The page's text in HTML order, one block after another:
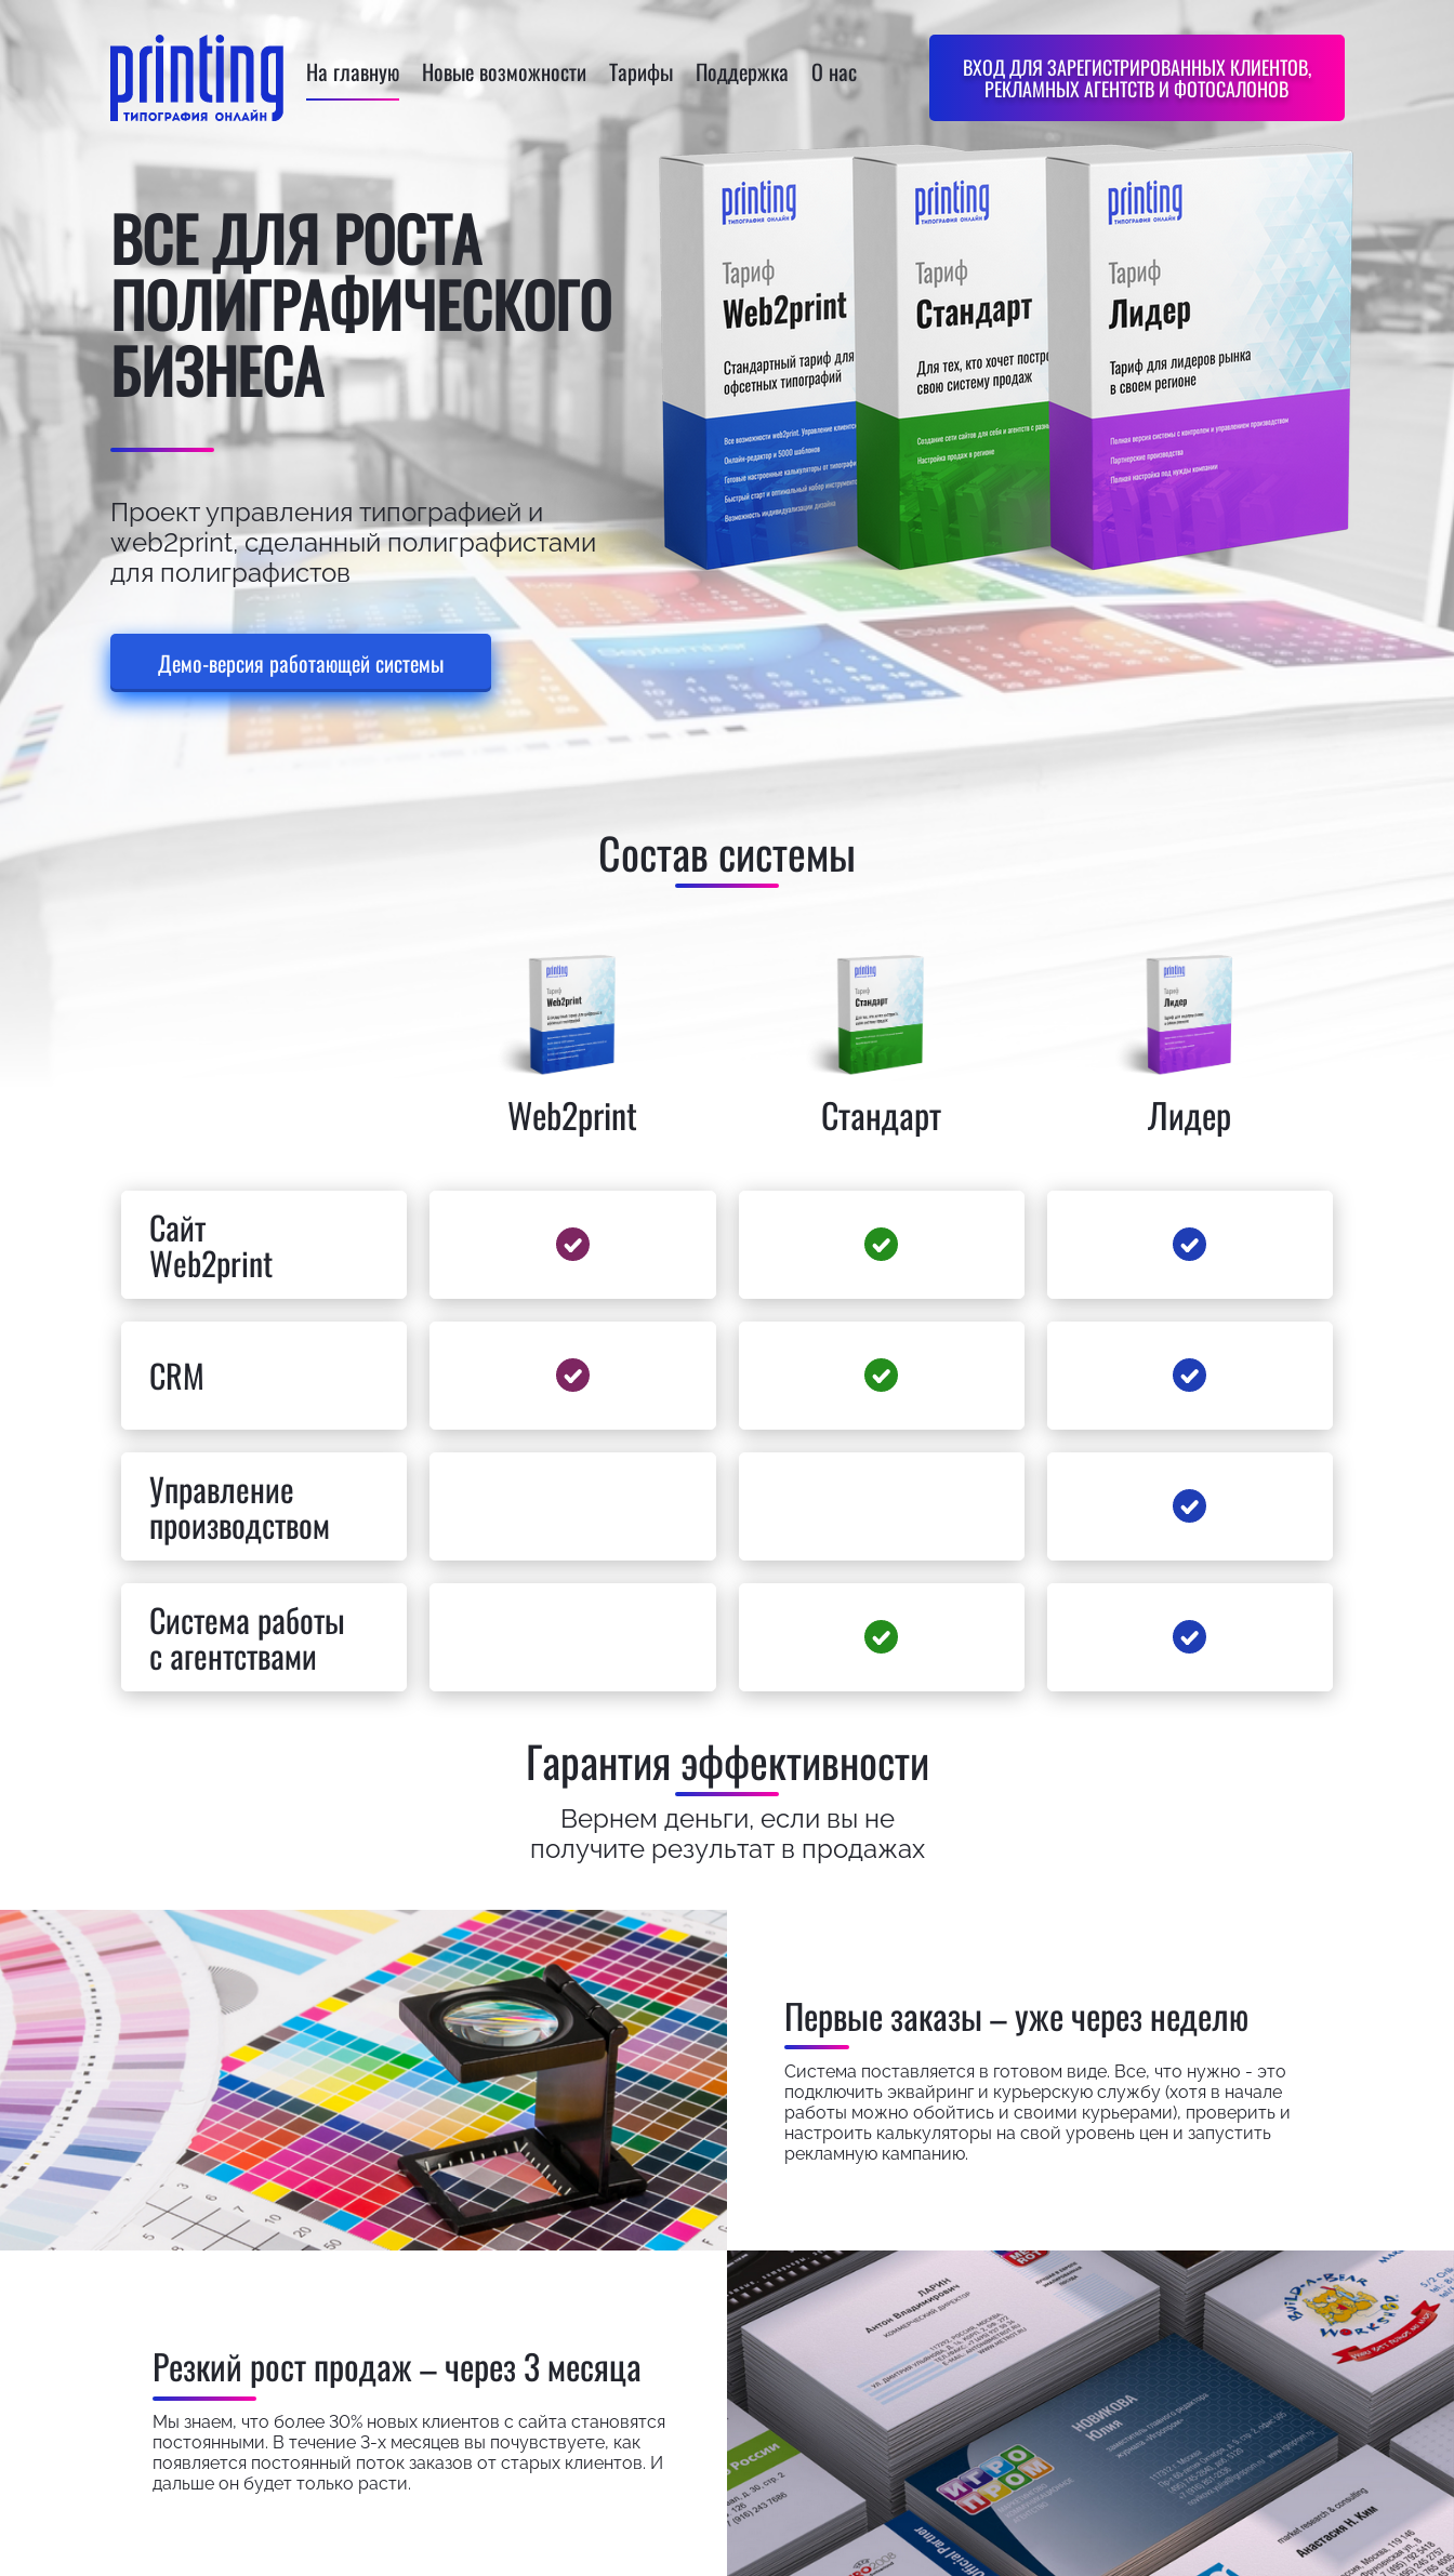
На главную Новые возможности Тарифы Поддержка О нас ВХОД ДЛЯ ЗАРЕГИСТРИРОВАННЫХ КЛИЕНТОВ,
РЕКЛАМНЫХ АГЕНТСТВ И ФОТОСАЛОНОВ
ВСЕ ДЛЯ РОСТА
ПОЛИГРАФИЧЕСКОГО
БИЗНЕСА
Проект управления типографией и
web2print, сделанный полиграфистами
для полиграфистов
Демо-версия работающей системы
Состав системы
Web2print Стандарт Лидер
Сайт
Web2print
CRM
Управление
производством
Система работы
с агентствами
Гарантия эффективности
Вернем деньги, если вы не
получите результат в продажах
Первые заказы – уже через неделю
Система поставляется в готовом виде. Все, что нужно - это
подключить эквайринг и курьерскую службу (хотя в начале
работы можно обойтись и своими курьерами), проверить и
настроить калькуляторы на свой уровень цен и запустить
рекламную кампанию.
Резкий рост продаж – через 3 месяца
Мы знаем, что более 30% новых клиентов с сайта становятся
постоянными. В течение 3-х месяцев вы почувствуете, как
появляется постоянный поток заказов от старых клиентов. И
дальше он будет только расти.